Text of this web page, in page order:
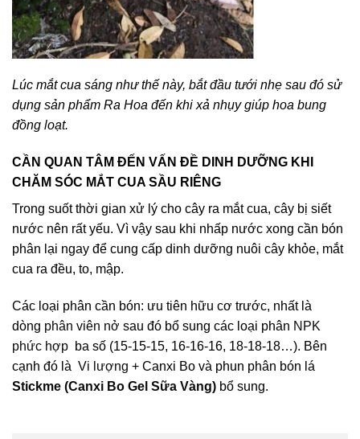
Lúc mắt cua sáng như thế này, bắt đầu tưới nhẹ sau đó sử
dụng sản phẩm Ra Hoa đến khi xả nhụy giúp hoa bung
đồng loạt.
CẦN QUAN TÂM ĐẾN VẤN ĐỀ DINH DƯỠNG KHI
CHĂM SÓC MẮT CUA SẦU RIÊNG
Trong suốt thời gian xử lý cho cây ra mắt cua, cây bị siết
nước nên rất yếu. Vì vậy sau khi nhấp nước xong cần bón
phân lại ngay để cung cấp dinh dưỡng nuôi cây khỏe, mắt
cua ra đều, to, mập.
Các loại phân cần bón: ưu tiên hữu cơ trước, nhất là
dòng phân viên nở sau đó bổ sung các loại phân NPK
phức hợp ba số (15-15-15, 16-16-16, 18-18-18…). Bên
cạnh đó là Vi lượng + Canxi Bo và phun phân bón lá
Stickme (Canxi Bo Gel Sữa Vàng) bổ sung.